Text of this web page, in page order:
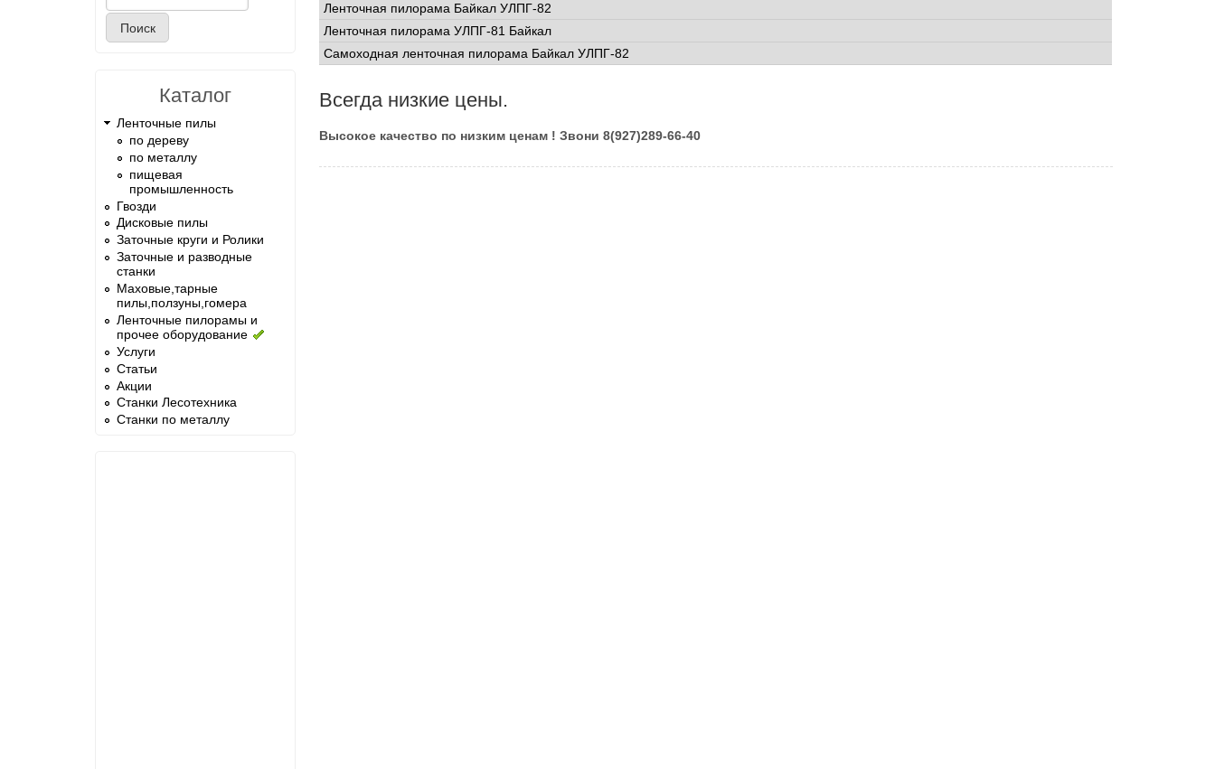
Форма поиска
Каталог
Ленточные пилы
по дереву
по металлу
пищевая
промышленность
Гвозди
Дисковые пилы
Заточные круги и Ролики
Заточные и разводные
станки
Маховые,тарные
пилы,ползуны,гомера
Ленточные пилорамы и
прочее оборудование
Услуги
Статьи
Акции
Станки Лесотехника
Станки по металлу
Ленточная пилорама Байкал УЛПГ-82
Ленточная пилорама УЛПГ-81 Байкал
Самоходная ленточная пилорама Байкал УЛПГ-82
Всегда низкие цены.
Высокое качество по низким ценам ! Звони 8(927)289-66-40